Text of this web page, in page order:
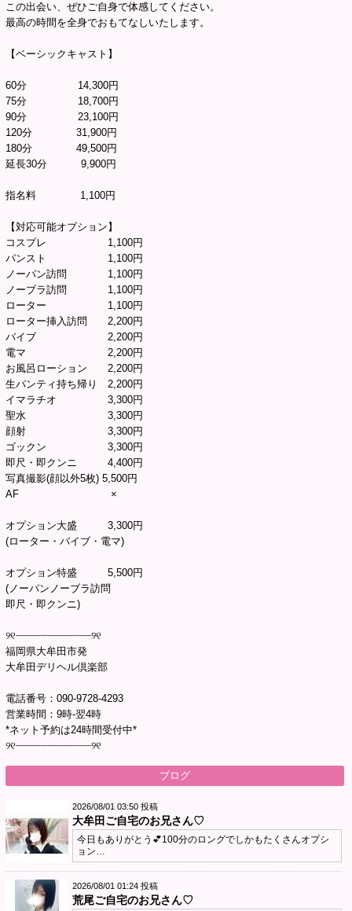
この出会い、ぜひご自身で体感してください。
最高の時間を全身でおもてなしいたします。
【ベーシックキャスト】
60分 14,300円
75分 18,700円
90分 23,100円
120分 31,900円
180分 49,500円
延長30分 9,900円
指名料 1,100円
【対応可能オプション】
コスプレ 1,100円
パンスト 1,100円
ノーパン訪問 1,100円
ノーブラ訪問 1,100円
ローター 1,100円
ローター挿入訪問 2,200円
バイブ 2,200円
電マ 2,200円
お風呂ローション 2,200円
生パンティ持ち帰り 2,200円
イマラチオ 3,300円
聖水 3,300円
顔射 3,300円
ゴックン 3,300円
即尺・即クンニ 4,400円
写真撮影(顔以外5枚) 5,500円
AF ×
オプション大盛 3,300円
(ローター・バイブ・電マ)
オプション特盛 5,500円
(ノーパンノーブラ訪問
即尺・即クンニ)
୨୧┈┈┈┈┈┈┈┈┈┈┈┈୨୧
福岡県大牟田市発
大牟田デリヘル倶楽部
電話番号：090-9728-4293
営業時間：9時-翌4時
*ネット予約は24時間受付中*
୨୧┈┈┈┈┈┈┈┈┈┈┈┈୨୧
ブログ
2026/08/01 03:50 投稿
大牟田ご自宅のお兄さん♡
今日もありがとう💕100分のロングでしかもたくさんオプシ
ョン…
2026/08/01 01:24 投稿
荒尾ご自宅のお兄さん♡